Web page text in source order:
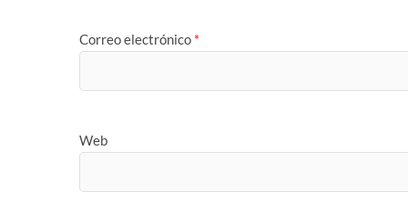
Correo electrónico *
Web